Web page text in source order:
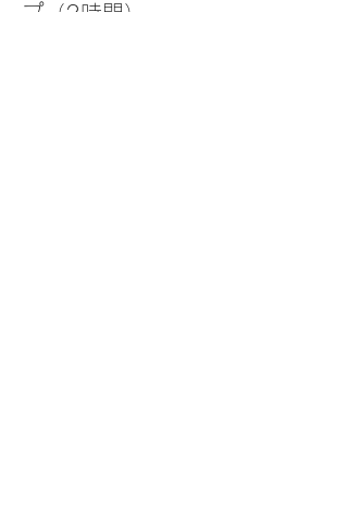
プ（2時間）